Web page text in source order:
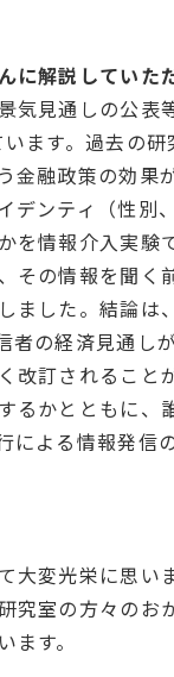
に解説していた
気見通しの公表
ます。過去の
金融政策の効果
デンティ（性別
を情報介入実験
その情報を聞く
ました。結論は
者の経済見通し
改訂されること
るかとともに、
による情報発信
大変光栄に思い
究室の方々のお
ます。